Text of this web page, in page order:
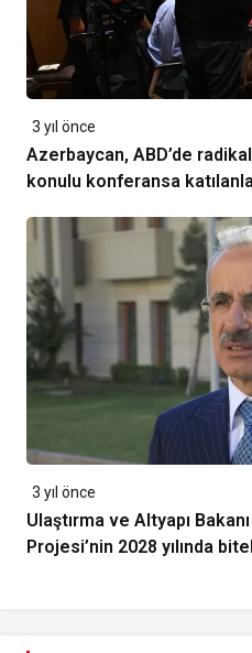
3 yıl önce
Azerbaycan, ABD’de
konulu konferansa
3 yıl önce
Ulaştırma ve Altyapı
Projesi’nin 2028 yılında